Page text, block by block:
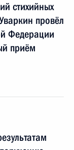
стихийных
провёл
Федерации
приём